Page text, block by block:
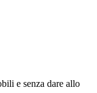
e senza dare allo